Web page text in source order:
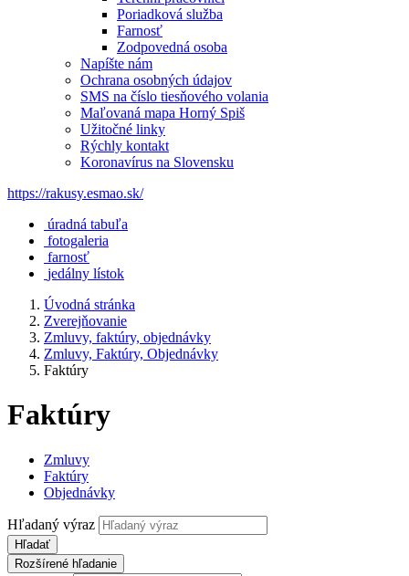
Poriadková služba
Farnosť
Zodpovedná osoba
Napíšte nám
Ochrana osobných údajov
SMS na číslo tiesňového volania
Maľovaná mapa Horný Spiš
Užitočné linky
Rýchly kontakt
Koronavírus na Slovensku
https://rakusy.esmao.sk/
úradná tabuľa
fotogaleria
farnosť
jedálny lístok
Úvodná stránka
Zverejňovanie
Zmluvy, faktúry, objednávky
Zmluvy, Faktúry, Objednávky
Faktúry
Faktúry
Zmluvy
Faktúry
Objednávky
Hľadaný výraz
Hľadať
Rozšírené hľadanie